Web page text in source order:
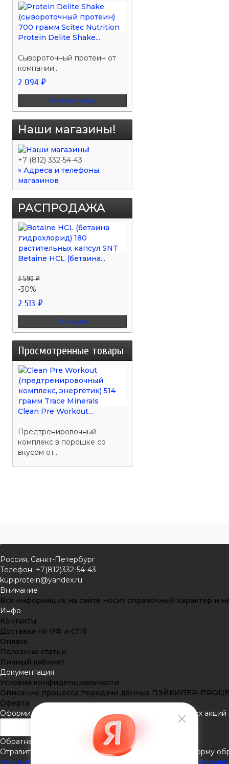
Protein Delite Shake...
Сывороточный протеин от
компании...
2 094 ₽
Все новые товары
Наши магазины!
+7 (812) 332-54-43
» Адреса и телефоны
магазинов
РАСПРОДАЖА
Betaine HCL (бетаина...
3 590 ₽
-30%
2 513 ₽
Все скидки
Просмотренные товары
Clean Pre Workout...
Предтренировочный
комплекс в порошке со
вкусом от...
Россия, Санкт-Петербург
Телефон: +7(812)332-54-43
kupiprotein@yandex.ru
Внимание
Вся информация на сайте носит справочный характер и
Инфо
Контакты
Доставка по РФ и СПб
Оплата
Полезные статьи
Личный кабинет
Документация
Условия конфиденциальности
Описание процесса передачи данных ПЭЙКИПЕР-
Оферта
Оформить подписку
Подпишитесь на рассылку наших
Обратная связь
Отравить нам сообщение или задать вопрос через форму
Нажмите здесь для получения дополнительной